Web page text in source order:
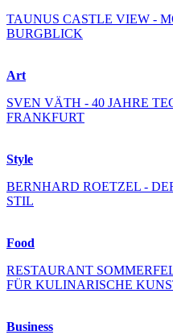
TAUNUS CASTLE VIEW -
BURGBLICK
Art
SVEN VÄTH - 40 JAHRE
FRANKFURT
Style
BERNHARD ROETZEL -
STIL
Food
RESTAURANT
FÜR KULINARISCHE
Business